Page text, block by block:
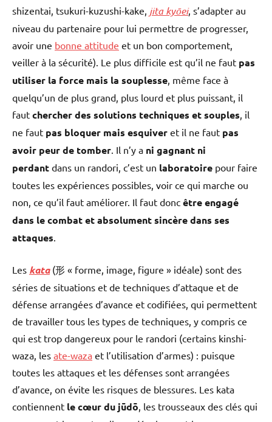
shizentai, tsukuri-kuzushi-kake, jita kyōei, s’adapter au
niveau du partenaire pour lui permettre de progresser,
avoir une bonne attitude et un bon comportement,
veiller à la sécurité). Le plus difficile est qu’il ne faut pas
utiliser la force mais la souplesse , même face à
quelqu’un de plus grand, plus lourd et plus puissant, il
faut chercher des solutions techniques et souples , il
ne faut pas bloquer mais esquiver et il ne faut pas
avoir peur de tomber . Il n’y a ni gagnant ni
perdant dans un randori, c’est un laboratoire pour faire
toutes les expériences possibles, voir ce qui marche ou
non, ce qu’il faut améliorer. Il faut donc être engagé
dans le combat et absolument sincère dans ses
attaques
Les kata (形 « forme, image, figure » idéale) sont des
séries de situations et de techniques d’attaque et de
défense arrangées d’avance et codifiées, qui permettent
de travailler tous les types de techniques, y compris ce
qui est trop dangereux pour le randori (certains kinshi-
waza, les ate-waza et l’utilisation d’armes) : puisque
toutes les attaques et les défenses sont arrangées
d’avance, on évite les risques de blessures. Les kata
contiennent le cœur du jūdō , les trousseaux des clés qui